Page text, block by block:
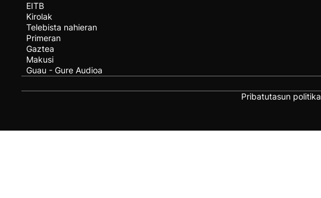
EITB
Kirolak
Telebista nahieran
Primeran
Gaztea
Makusi
Guau - Gure Audioa
Pribatutasun politika